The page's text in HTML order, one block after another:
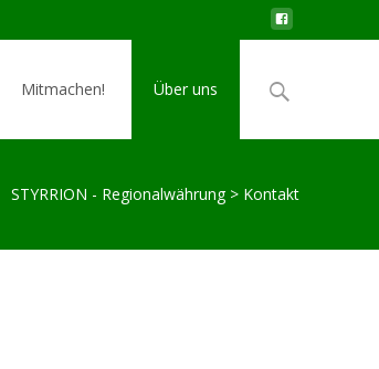
Mitmachen! Über uns
Search
STYRRION - Regionalwährung> Kontakt